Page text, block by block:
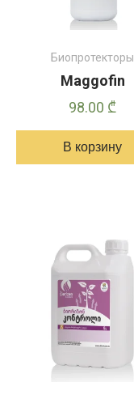
Биопротекторы
Maggofin
98.00 ₾
В корзину